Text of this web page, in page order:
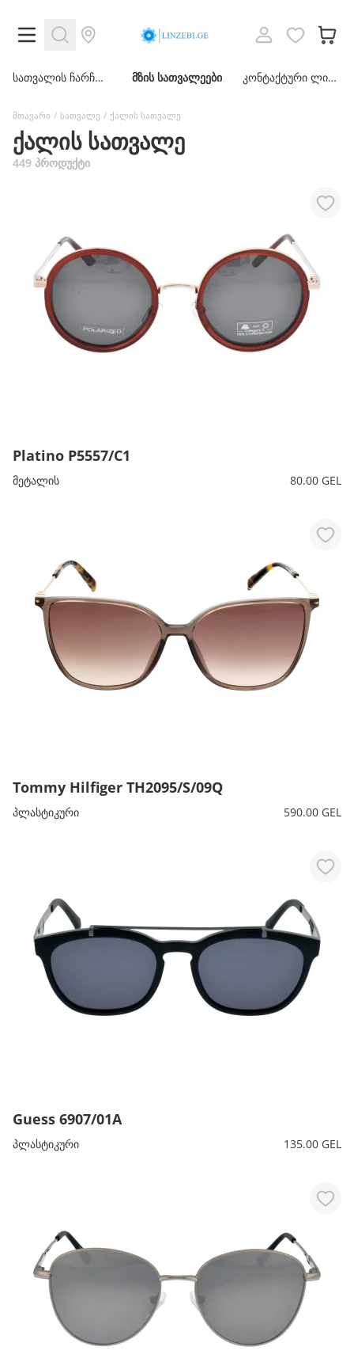
სათვალის
ჩარჩოები
მზის
კონტაქტური
ლინზები
აქსესუარები
სათვალის ჩარჩოები მზის სათვალეები კონტაქტური ლინზები
მთავარი / სათვალე / ქალის სათვალე
ქალის სათვალე
449 პროდუქტი
Platino P5557/C1
მეტალის 80.00 GEL
Tommy Hilfiger TH2095/S/09Q
პლასტიკური 590.00 GEL
Guess 6907/01A
პლასტიკური 135.00 GEL